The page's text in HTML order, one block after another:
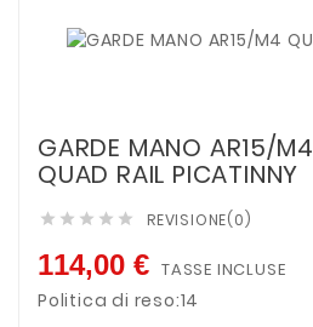
GARDE MANO AR15/M4
QUAD RAIL PICATINNY
     REVISIONE(0)
114,00 € TASSE INCLUSE
Politica di reso:14